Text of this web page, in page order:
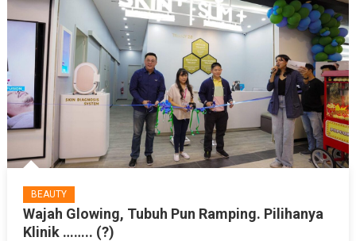
BEAUTY
Wajah Glowing, Tubuh Pun Ramping. Pilihanya
Klinik …….. (?)